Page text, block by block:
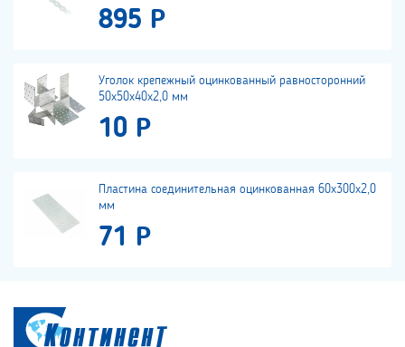
895 Р
Уголок крепежный оцинкованный равносторонний
50х50х40х2,0 мм
10 Р
Пластина соединительная оцинкованная 60х300х2,0
мм
71 Р